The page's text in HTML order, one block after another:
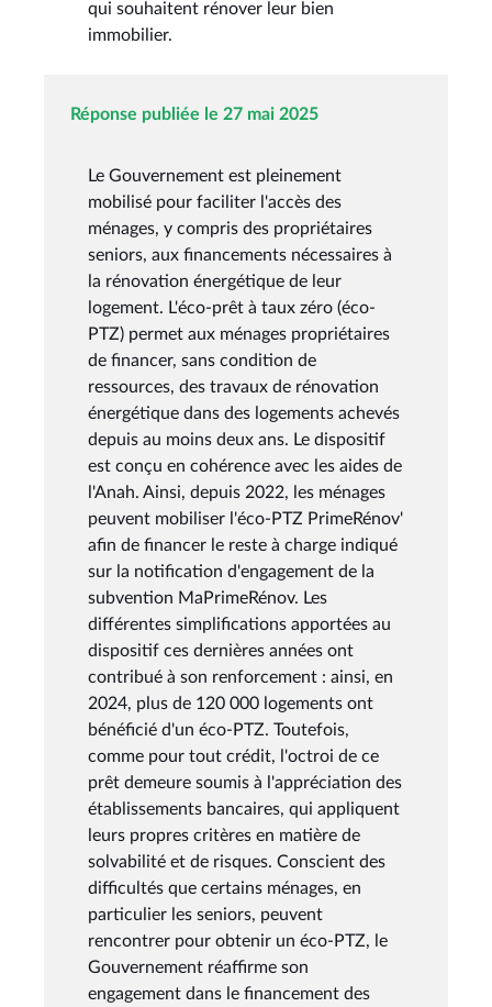
qui souhaitent rénover leur bien
immobilier.
Réponse publiée le 27 mai 2025
Le Gouvernement est pleinement
mobilisé pour faciliter l'accès des
ménages, y compris des propriétaires
seniors, aux financements nécessaires à
la rénovation énergétique de leur
logement. L'éco-prêt à taux zéro (éco-
PTZ) permet aux ménages propriétaires
de financer, sans condition de
ressources, des travaux de rénovation
énergétique dans des logements achevés
depuis au moins deux ans. Le dispositif
est conçu en cohérence avec les aides de
l'Anah. Ainsi, depuis 2022, les ménages
peuvent mobiliser l'éco-PTZ PrimeRénov'
afin de financer le reste à charge indiqué
sur la notification d'engagement de la
subvention MaPrimeRénov. Les
différentes simplifications apportées au
dispositif ces dernières années ont
contribué à son renforcement : ainsi, en
2024, plus de 120 000 logements ont
bénéficié d'un éco-PTZ. Toutefois,
comme pour tout crédit, l'octroi de ce
prêt demeure soumis à l'appréciation des
établissements bancaires, qui appliquent
leurs propres critères en matière de
solvabilité et de risques. Conscient des
difficultés que certains ménages, en
particulier les seniors, peuvent
rencontrer pour obtenir un éco-PTZ, le
Gouvernement réaffirme son
engagement dans le financement des